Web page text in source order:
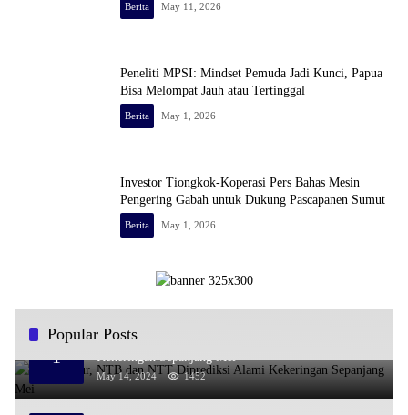
Berita May 11, 2026
Peneliti MPSI: Mindset Pemuda Jadi Kunci, Papua
Bisa Melompat Jauh atau Tertinggal
Berita May 1, 2026
Investor Tiongkok-Koperasi Pers Bahas Mesin
Pengering Gabah untuk Dukung Pascapanen Sumut
Berita May 1, 2026
Popular Posts
1
Jawa Timur, NTB dan NTT Diprediksi Alami
May 14, 2024 1452